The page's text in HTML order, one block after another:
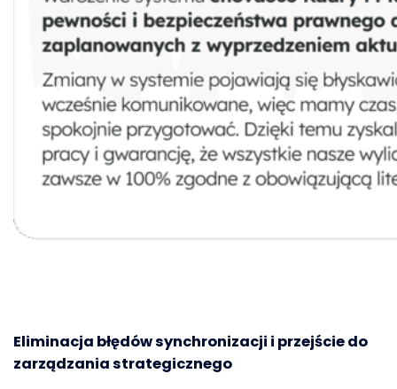
Eliminacja błędów synchronizacji i przejście do
zarządzania strategicznego